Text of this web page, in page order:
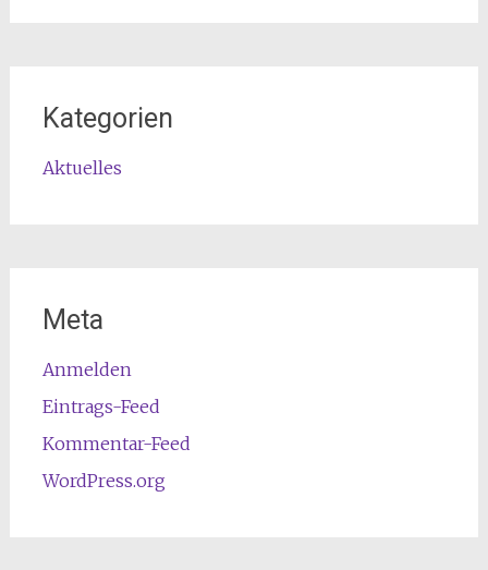
Kategorien
Aktuelles
Meta
Anmelden
Eintrags-Feed
Kommentar-Feed
WordPress.org